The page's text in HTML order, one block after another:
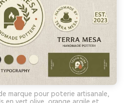
marque pour poterie artisanale,